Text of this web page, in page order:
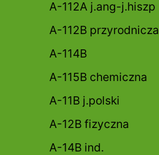
A-112A j.ang-j.hiszp
A-112B przyrodnicza
A-114B
A-115B chemiczna
A-11B j.polski
A-12B fizyczna
A-14B ind.